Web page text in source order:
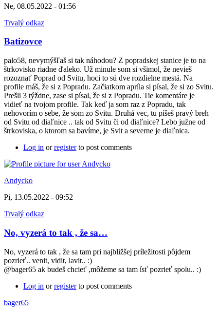
Ne, 08.05.2022 - 01:56
Trvalý odkaz
Batizovce
palo58, nevymýšľaš si tak náhodou? Z popradskej stanice je to na
štrkovisko riadne ďaleko. Už minule som si všimol, že nevieš
rozoznať Poprad od Svitu, hoci to sú dve rozdielne mestá. Na
profile máš, že si z Popradu. Začiatkom apríla si písal, že si zo Svitu.
Prešli 3 týždne, zase si písal, že si z Popradu. Tie komentáre je
vidieť na tvojom profile. Tak keď ja som raz z Popradu, tak
nehovorím o sebe, že som zo Svitu. Druhá vec, tu píšeš pravý breh
od Svitu od diaľnice .. tak od Svitu či od diaľnice? Lebo južne od
štrkoviska, o ktorom sa bavíme, je Svit a severne je diaľnica.
Log in orregisterto post comments
Andycko
Pi, 13.05.2022 - 09:52
Trvalý odkaz
No, vyzerá to tak , že sa…
No, vyzerá to tak , že sa tam pri najbližšej príležitosti pôjdem
pozrieť.. venit, vidit, lavit.. :)
@bager65 ak budeš chcieť ,môžeme sa tam ísť pozrieť spolu.. :)
Log in orregisterto post comments
bager65